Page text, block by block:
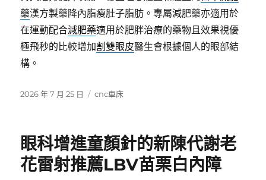
藥漢方製藥降內脂瘦肚子脂肪。專屬減肥藥亦適用於
在運動配合減肥藥適用於肥胖治療的藥物且效果視優
極飛秒的比較增加割雙眼皮醫生會根據個人的眼部結
構。
發
2026 年 7 月 25 日
分
cnc車床
眼科增進童顏針的新陳代謝老
花雷射推薦LBV苗栗白內障